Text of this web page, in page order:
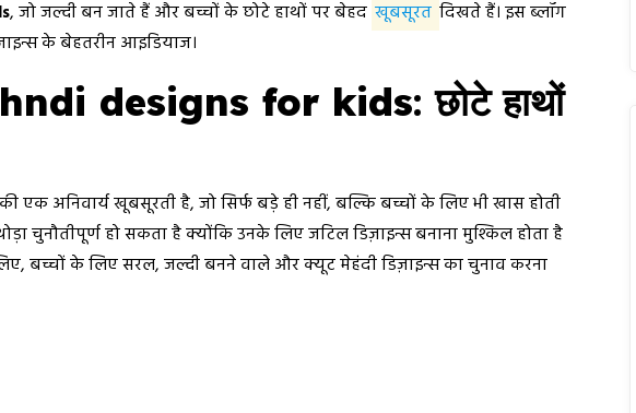
, जो जल्दी बन जाते हैं और बच्चों के छोटे हाथों पर बेहद खूबसूरत दिखते हैं। इस ब्लॉग
के बेहतरीन आइडियाज।
designs for kids: छोटे हाथों
एक अनिवार्य खूबसूरती है, जो सिर्फ बड़े ही नहीं, बल्कि बच्चों के लिए भी खास होती
चुनौतीपूर्ण हो सकता है क्योंकि उनके लिए जटिल डिज़ाइन्स बनाना मुश्किल होता है
बच्चों के लिए सरल, जल्दी बनने वाले और क्यूट मेहंदी डिज़ाइन्स का चुनाव करना